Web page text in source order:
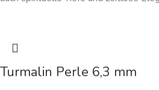
Turmalin Perle 6,3 mm